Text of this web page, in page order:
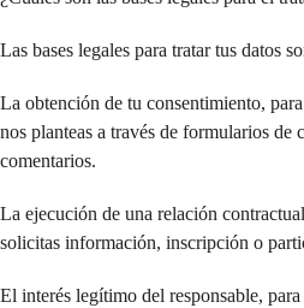
Las bases legales para tratar tus datos
La obtención de tu consentimiento,
nos planteas a través de formularios de
comentarios.
La ejecución de una relación
solicitas información, inscripción o
El interés legítimo del responsable,